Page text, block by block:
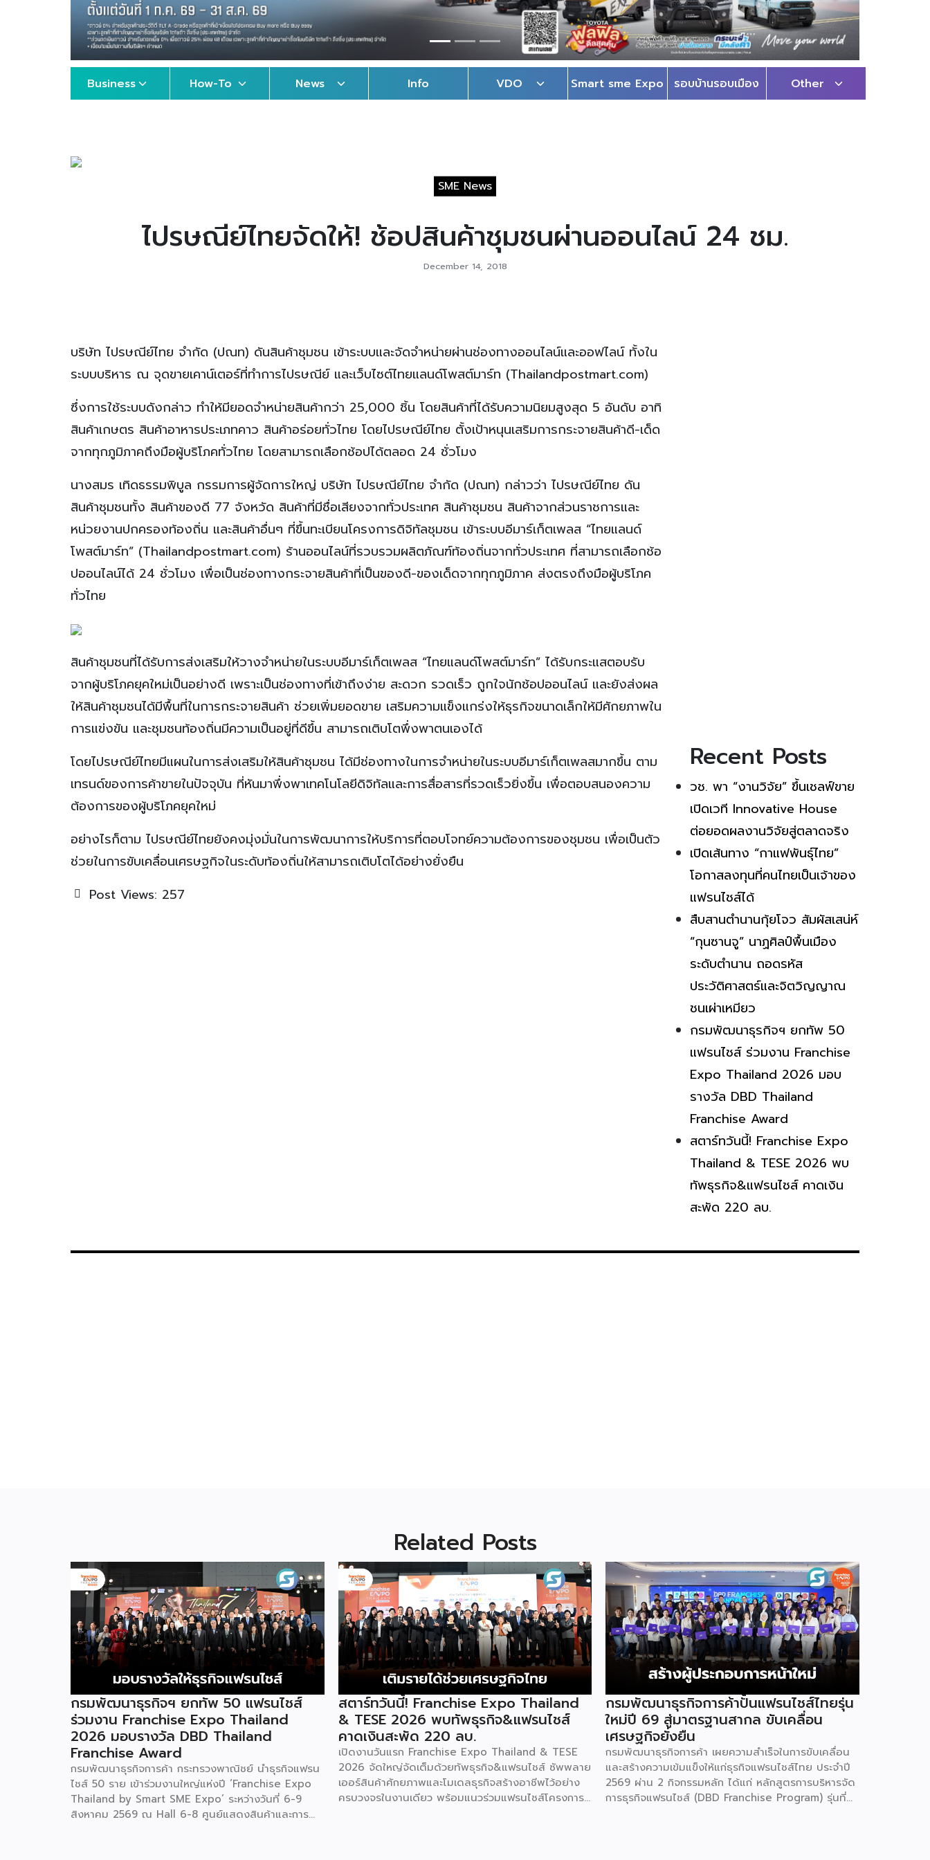
Business How-To News Info VDO Smart sme Expo รอบบ้านรอบเมือง Other
SME News
ไปรษณีย์ไทยจัดให้! ช้อปสินค้าชุมชนผ่านออนไลน์ 24 ชม.
December 14, 2018
บริษัท ไปรษณีย์ไทย จำกัด (ปณท) ดันสินค้าชุมชน เข้าระบบและจัดจำหน่ายผ่านช่องทางออนไลน์และออฟไลน์ ทั้งใน
ระบบบริหาร ณ จุดขายเคาน์เตอร์ที่ทำการไปรษณีย์ และเว็บไซต์ไทยแลนด์โพสต์มาร์ท (Thailandpostmart.com)
ซึ่งการใช้ระบบดังกล่าว ทำให้มียอดจำหน่ายสินค้ากว่า 25,000 ชิ้น โดยสินค้าที่ได้รับความนิยมสูงสุด 5 อันดับ อาทิ
สินค้าเกษตร สินค้าอาหารประเภทคาว สินค้าอร่อยทั่วไทย โดยไปรษณีย์ไทย ตั้งเป้าหนุนเสริมการกระจายสินค้าดี-เด็ด
จากทุกภูมิภาคถึงมือผู้บริโภคทั่วไทย โดยสามารถเลือกช้อปได้ตลอด 24 ชั่วโมง
นางสมร เทิดธรรมพิบูล กรรมการผู้จัดการใหญ่ บริษัท ไปรษณีย์ไทย จำกัด (ปณท) กล่าวว่า ไปรษณีย์ไทย ดัน
สินค้าชุมชนทั้ง สินค้าของดี 77 จังหวัด สินค้าที่มีชื่อเสียงจากทั่วประเทศ สินค้าชุมชน สินค้าจากส่วนราชการและ
หน่วยงานปกครองท้องถิ่น และสินค้าอื่นๆ ที่ขึ้นทะเบียนโครงการดิจิทัลชุมชน เข้าระบบอีมาร์เก็ตเพลส “ไทยแลนด์
โพสต์มาร์ท” (Thailandpostmart.com) ร้านออนไลน์ที่รวบรวมผลิตภัณฑ์ท้องถิ่นจากทั่วประเทศ ที่สามารถเลือกช้อ
ปออนไลน์ได้ 24 ชั่วโมง เพื่อเป็นช่องทางกระจายสินค้าที่เป็นของดี-ของเด็ดจากทุกภูมิภาค ส่งตรงถึงมือผู้บริโภค
ทั่วไทย
สินค้าชุมชนที่ได้รับการส่งเสริมให้วางจำหน่ายในระบบอีมาร์เก็ตเพลส “ไทยแลนด์โพสต์มาร์ท” ได้รับกระแสตอบรับ
จากผู้บริโภคยุคใหม่เป็นอย่างดี เพราะเป็นช่องทางที่เข้าถึงง่าย สะดวก รวดเร็ว ถูกใจนักช้อปออนไลน์ และยังส่งผล
ให้สินค้าชุมชนได้มีพื้นที่ในการกระจายสินค้า ช่วยเพิ่มยอดขาย เสริมความแข็งแกร่งให้ธุรกิจขนาดเล็กให้มีศักยภาพใน
การแข่งขัน และชุมชนท้องถิ่นมีความเป็นอยู่ที่ดีขึ้น สามารถเติบโตพึ่งพาตนเองได้
โดยไปรษณีย์ไทยมีแผนในการส่งเสริมให้สินค้าชุมชน ได้มีช่องทางในการจำหน่ายในระบบอีมาร์เก็ตเพลสมากขึ้น ตาม
เทรนด์ของการค้าขายในปัจจุบัน ที่หันมาพึ่งพาเทคโนโลยีดิจิทัลและการสื่อสารที่รวดเร็วยิ่งขึ้น เพื่อตอบสนองความ
ต้องการของผู้บริโภคยุคใหม่
อย่างไรก็ตาม ไปรษณีย์ไทยยังคงมุ่งมั่นในการพัฒนาการให้บริการที่ตอบโจทย์ความต้องการของชุมชน เพื่อเป็นตัว
ช่วยในการขับเคลื่อนเศรษฐกิจในระดับท้องถิ่นให้สามารถเติบโตได้อย่างยั่งยืน
Post Views: 257
Recent Posts
วช. พา “งานวิจัย” ขึ้นเชลฟ์ขาย
เปิดเวที Innovative House
ต่อยอดผลงานวิจัยสู่ตลาดจริง
เปิดเส้นทาง “กาแฟพันธุ์ไทย”
โอกาสลงทุนที่คนไทยเป็นเจ้าของ
แฟรนไชส์ได้
สืบสานตำนานกุ้ยโจว สัมผัสเสน่ห์
“กุนซานจู” นาฏศิลป์พื้นเมือง
ระดับตำนาน ถอดรหัส
ประวัติศาสตร์และจิตวิญญาณ
ชนเผ่าเหมียว
กรมพัฒนาธุรกิจฯ ยกทัพ 50
แฟรนไชส์ ร่วมงาน Franchise
Expo Thailand 2026 มอบ
รางวัล DBD Thailand
Franchise Award
สตาร์ทวันนี้! Franchise Expo
Thailand & TESE 2026 พบ
ทัพธุรกิจ&แฟรนไชส์ คาดเงิน
สะพัด 220 ลบ.
Related Posts
กรมพัฒนาธุรกิจฯ ยกทัพ 50 แฟรนไชส์
ร่วมงาน Franchise Expo Thailand
2026 มอบรางวัล DBD Thailand
Franchise Award
กรมพัฒนาธุรกิจการค้า กระทรวงพาณิชย์ นำธุรกิจแฟรน
ไชส์ 50 ราย เข้าร่วมงานใหญ่แห่งปี ‘Franchise Expo
Thailand by Smart SME Expo’ ระหว่างวันที่ 6-9
สิงหาคม 2569 ณ Hall 6-8 ศูนย์แสดงสินค้าและการ
สตาร์ทวันนี้! Franchise Expo Thailand
& TESE 2026 พบทัพธุรกิจ&แฟรนไชส์
คาดเงินสะพัด 220 ลบ.
เปิดงานวันแรก Franchise Expo Thailand & TESE
2026 จัดใหญ่จัดเต็มด้วยทัพธุรกิจ&แฟรนไชส์ ซัพพลาย
เออร์สินค้าศักยภาพและโมเดลธุรกิจสร้างอาชีพไว้อย่าง
ครบวงจรในงานเดียว พร้อมแนวร่วมแฟรนไชส์โครงการ
กรมพัฒนาธุรกิจการค้าปั้นแฟรนไชส์ไทยรุ่น
ใหม่ปี 69 สู่มาตรฐานสากล ขับเคลื่อน
เศรษฐกิจยั่งยืน
กรมพัฒนาธุรกิจการค้า เผยความสำเร็จในการขับเคลื่อน
และสร้างความเข้มแข็งให้แก่ธุรกิจแฟรนไชส์ไทย ประจำปี
2569 ผ่าน 2 กิจกรรมหลัก ได้แก่ หลักสูตรการบริหารจัด
การธุรกิจแฟรนไชส์ (DBD Franchise Program) รุ่นที่